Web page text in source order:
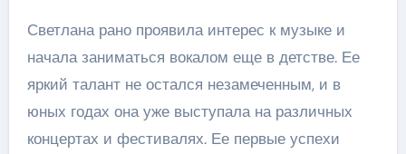
Светлана рано проявила интерес к музыке и
начала заниматься вокалом еще в детстве. Ее
яркий талант не остался незамеченным, и в
юных годах она уже выступала на различных
концертах и фестивалях. Ее первые успехи